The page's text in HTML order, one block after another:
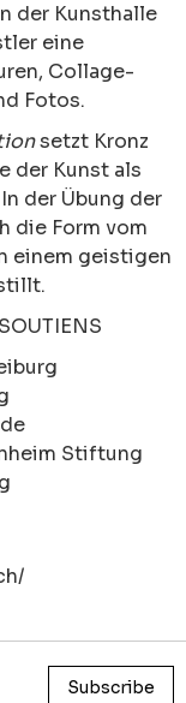
der Kunsthalle
eine
Collage-
Fotos.
setzt Kronz
der Kunst als
der Übung der
die Form vom
einem geistigen
Stiftung